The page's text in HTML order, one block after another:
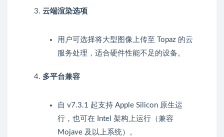
云端渲染选项
用户可选择将大型图像上传至 Topaz 的云
服务处理，适合硬件性能不足的设备。
多平台兼容
自 v7.3.1 起支持 Apple Silicon 原生运
行，也可在 Intel 架构上运行（兼容
Mojave 及以上系统）。